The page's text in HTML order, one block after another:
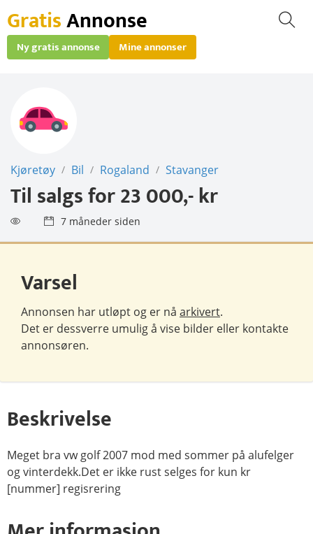
GratisAnnonse
Ny gratis annonse Mine annonser
Kjøretøy / Bil / Rogaland / Stavanger
Til salgs for23 000,- kr
7 måneder siden
Varsel
Annonsen har utløpt og er nå arkivert.
Det er dessverre umulig å vise bilder eller kontakte
annonsøren.
Beskrivelse
Meget bra vw golf 2007 mod med sommer på alufelger
og vinterdekk.Det er ikke rust selges for kun kr
[nummer] regisrering